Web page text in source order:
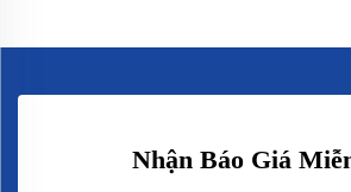
Nhận Báo Giá